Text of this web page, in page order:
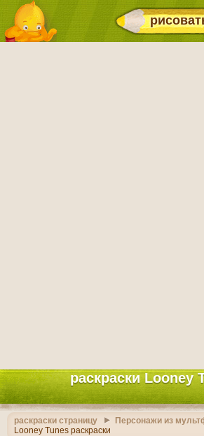
раскраски Looney
раскраски страницу
Персонажи из
Looney Tunes раскраски